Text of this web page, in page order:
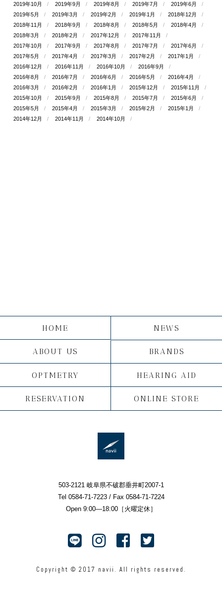
2019年10月
2019年9月 2019年8月 2019年7月
2019年6月
2019年5月
2019年3月 2019年2月 2019年1月
2018年12月
2018年11月
2018年9月 2018年8月 2018年5月
2018年4月
2018年3月
2018年2月 2017年12月
2017年11月
2017年10月
2017年9月 2017年8月 2017年7月
2017年6月
2017年5月
2017年4月 2017年3月 2017年2月
2017年1月
2016年12月
2016年11月 2016年10月
2016年9月
2016年8月
2016年7月 2016年6月 2016年5月
2016年4月
2016年3月
2016年2月 2016年1月 2015年12月
2015年11月
2015年10月
2015年9月 2015年8月 2015年7月
2015年6月
2015年5月
2015年4月 2015年3月 2015年2月
2015年1月
2014年12月
2014年11月 2014年10月
HOME NEWS
ABOUT US BRANDS
OPTMETRY HEARING AID
RESERVATION ONLINE STORE
503-2121 岐阜県不破郡垂井町2007-1
Tel 0584-71-7223 / Fax 0584-71-7224
Open 9:00—18:00［火曜定休］
Copyright © 2017 navii. All rights reserved.